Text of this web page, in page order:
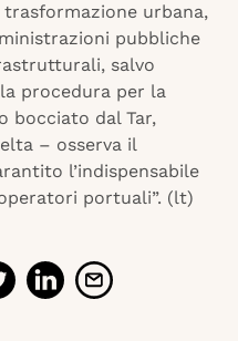
urbana,
pubbliche
salvo
procedura per la
bocciato dal Tar,
– osserva il
l’indispensabile
portuali”. (lt)